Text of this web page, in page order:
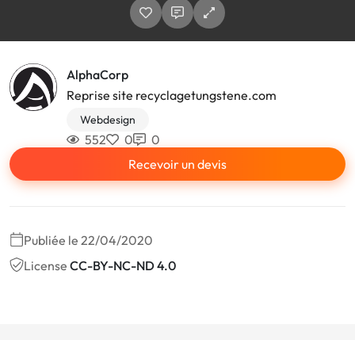
AlphaCorp
Reprise site recyclagetungstene.com
Webdesign
552 0
0
Recevoir un devis
Publiée le 22/04/2020
License CC-BY-NC-ND 4.0